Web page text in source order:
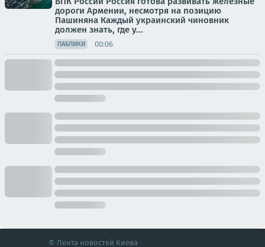
дороги Армении, несмотря на позицию
Пашиняна Каждый украинский чиновник
должен знать, где у...
ПАБЛИКИ 00:06
© Лента новостей Киева